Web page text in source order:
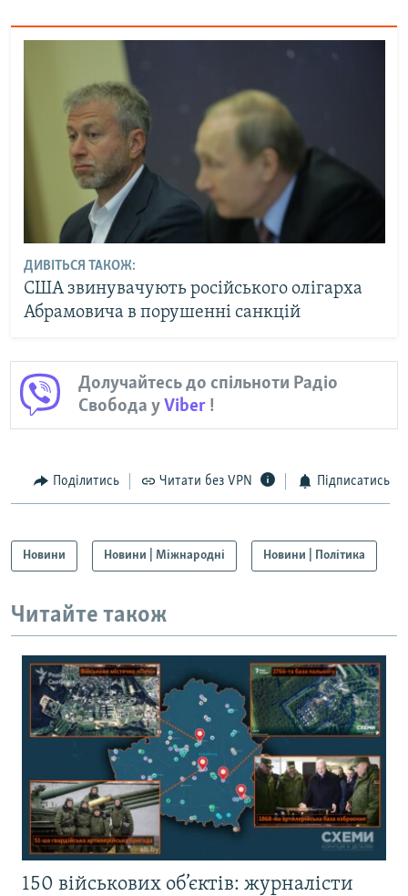
ДИВІТЬСЯ ТАКОЖ:
США звинувачують російського олігарха
Абрамовича в порушенні санкцій
Долучайтесь до спільноти Радіо
Свобода уViber !
Поділитись Читати без VPN Підписатись
Новини Новини | Міжнародні Новини | Політика
Читайте також
150 військових об’єктів: журналісти